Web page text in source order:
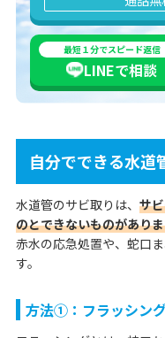
最短１分でスピード返信
LINEで相談
自分でできる水道
水道管のサビ取りは、 サ
のとできないものがあり
赤水の応急処置や、蛇口
す。
方法①：フラッシン